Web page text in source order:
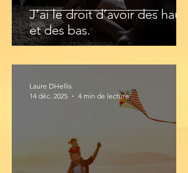
J’ai le droit d’avoir des hauts
et des bas.
Laure DHellis
14 déc. 2025
4 min de lecture